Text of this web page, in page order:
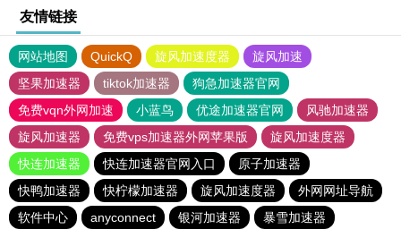
友情链接
网站地图 QuickQ 旋风加速度器
旋风加速
坚果加速器
tiktok加速器
狗急加速器官网
免费vqn外网加速
小蓝鸟 优途加速器官网
风驰加速器
旋风加速器
免费vps加速器外网苹果版
旋风加速度器
快连加速器
快连加速器官网入口
原子加速器
快鸭加速器
快柠檬加速器 旋风加速度器
外网网址导航
软件中心
anyconnect 银河加速器
暴雪加速器